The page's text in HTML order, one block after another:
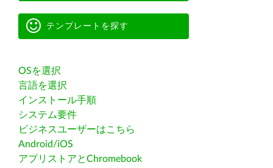
テンプレートを探す
OSを選択
言語を選択
インストール手順
システム要件
ビジネスユーザーはこちら
Android/iOS
アプリストアとChromebook